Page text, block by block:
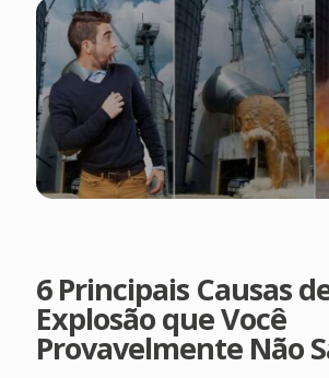
6 Principais Causas
Explosão que Você
Provavelmente Não